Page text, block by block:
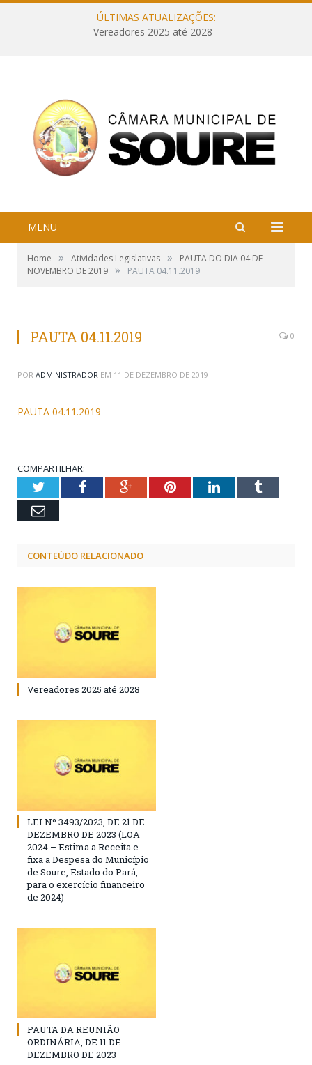
ÚLTIMAS ATUALIZAÇÕES:
Vereadores 2025 até 2028
MENU
Home » Atividades Legislativas »
PAUTA DO DIA 04 DE
NOVEMBRO DE 2019 » PAUTA 04.11.2019
PAUTA 04.11.2019 0
POR ADMINISTRADOR EM 11 DE DEZEMBRO DE 2019
PAUTA 04.11.2019
COMPARTILHAR:
TwitterFacebookGoogle+PinterestLinkedInTumblr
Email
CONTEÚDO RELACIONADO
Vereadores 2025 até 2028
LEI Nº 3493/2023, DE 21 DE
DEZEMBRO DE 2023 (LOA
2024 – Estima a Receita e
fixa a Despesa do Município
de Soure, Estado do Pará,
para o exercício financeiro
de 2024)
PAUTA DA REUNIÃO
ORDINÁRIA, DE 11 DE
DEZEMBRO DE 2023